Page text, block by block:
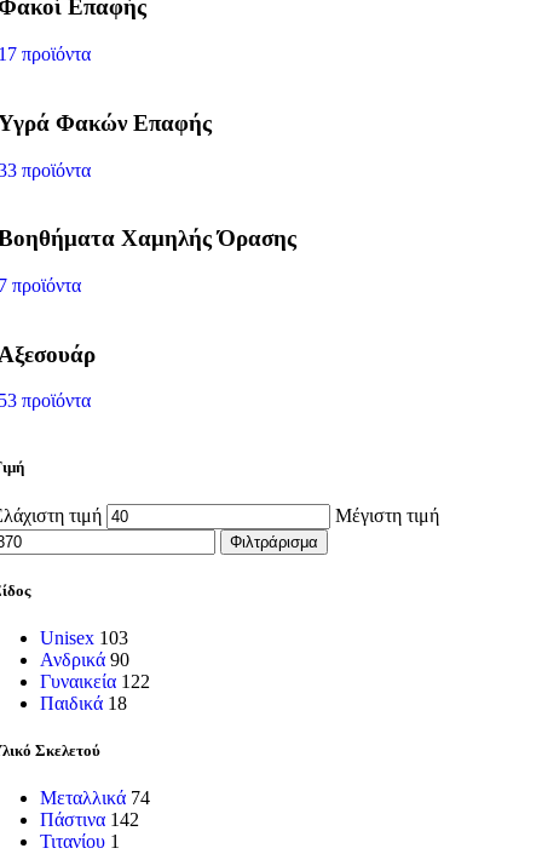
Επαφής
προϊόντα
Φακών Επαφής
προϊόντα
Χαμηλής Όρασης
προϊόντα
προϊόντα
τιμή Μέγιστη τιμή
Φιλτράρισμα
Unisex 103
Ανδρικά 90
Γυναικεία 122
Παιδικά 18
Σκελετού
Μεταλλικά 74
Πάστινα 142
Τιτανίου 1